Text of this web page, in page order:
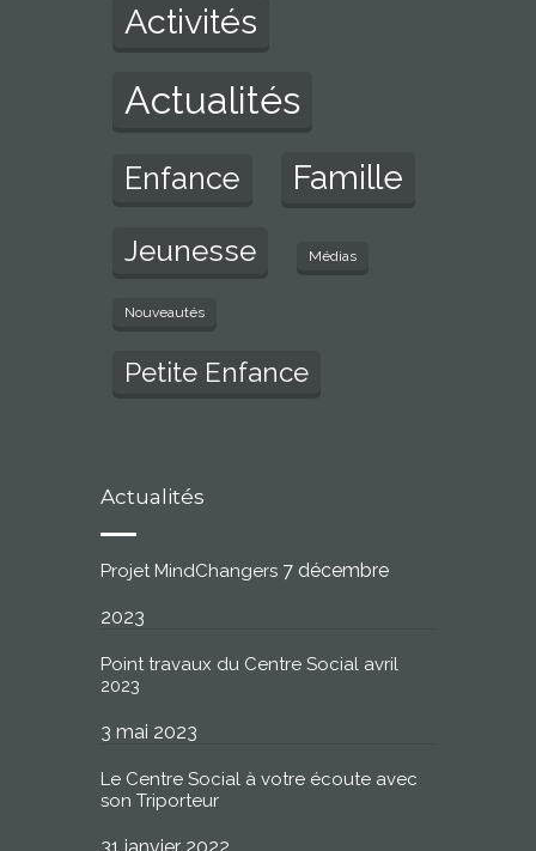
Activités
Actualités
Enfance Famille
Jeunesse Médias
Nouveautés
Petite Enfance
Actualités
Projet MindChangers 7 décembre
2023
Point travaux du Centre Social avril
2023
3 mai 2023
Le Centre Social à votre écoute avec
son Triporteur